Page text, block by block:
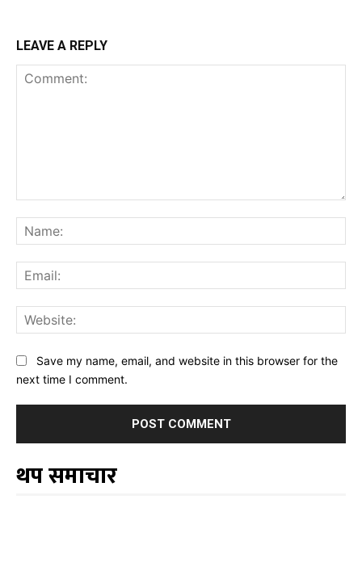
LEAVE A REPLY
Save my name, email, and website in this browser for the
next time I comment.
थप समाचार